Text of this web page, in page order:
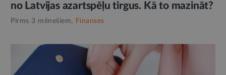
no Latvijas azartspēļu tirgus. Kā to mazināt?
Pirms 3 mēnešiem, Finanses